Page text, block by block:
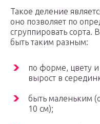
Такое деление
оно позволяет по
сгруппировать сорта.
быть таким разным:
по форме, цвету
вырост в
быть маленьким
10 см);